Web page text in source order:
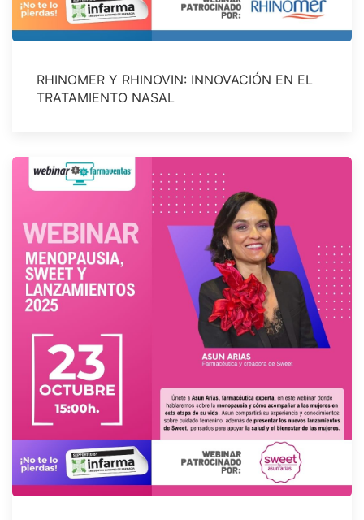
RHINOMER Y RHINOVIN: INNOVACIÓN EN EL
TRATAMIENTO NASAL